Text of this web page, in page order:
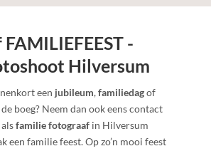
-
Hilversum
een jubileum,familiedagof
boeg? Neem dan ook eens contact
familie fotograafin Hilversum
een familie feest. Op zo’n mooi feest